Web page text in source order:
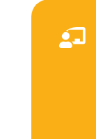
